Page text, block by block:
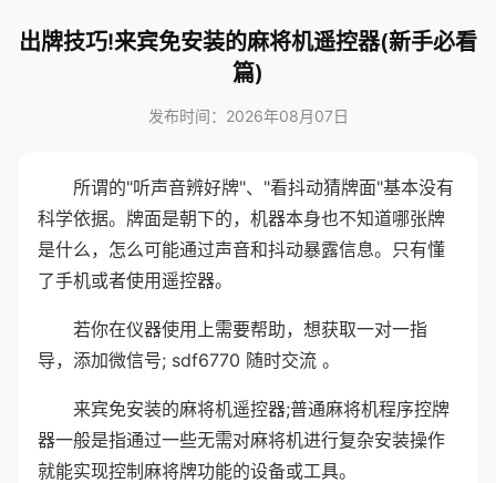
出牌技巧!来宾免安装的麻将机遥控器(新手必看
篇)
发布时间：2026年08月07日
所谓的"听声音辨好牌"、"看抖动猜牌面"基本没有
科学依据。牌面是朝下的，机器本身也不知道哪张牌
是什么，怎么可能通过声音和抖动暴露信息。只有懂
了手机或者使用遥控器。
若你在仪器使用上需要帮助，想获取一对一指
导，添加微信号; sdf6770 随时交流 。
来宾免安装的麻将机遥控器;普通麻将机程序控牌
器一般是指通过一些无需对麻将机进行复杂安装操作
就能实现控制麻将牌功能的设备或工具。